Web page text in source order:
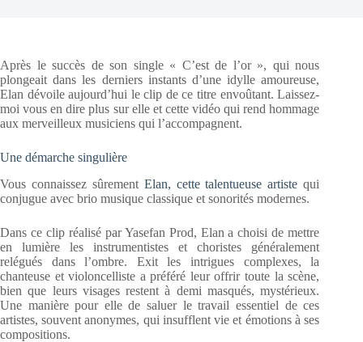
Après le succès de son single « C’est de l’or », qui nous
plongeait dans les derniers instants d’une idylle amoureuse,
Elan dévoile aujourd’hui le clip de ce titre envoûtant. Laissez-
moi vous en dire plus sur elle et cette vidéo qui rend hommage
aux merveilleux musiciens qui l’accompagnent.
Une démarche singulière
Vous connaissez sûrement Elan, cette talentueuse artiste qui
conjugue avec brio musique classique et sonorités modernes.
Dans ce clip réalisé par Yasefan Prod, Elan a choisi de mettre
en lumière les instrumentistes et choristes généralement
relégués dans l’ombre. Exit les intrigues complexes, la
chanteuse et violoncelliste a préféré leur offrir toute la scène,
bien que leurs visages restent à demi masqués, mystérieux.
Une manière pour elle de saluer le travail essentiel de ces
artistes, souvent anonymes, qui insufflent vie et émotions à ses
compositions.